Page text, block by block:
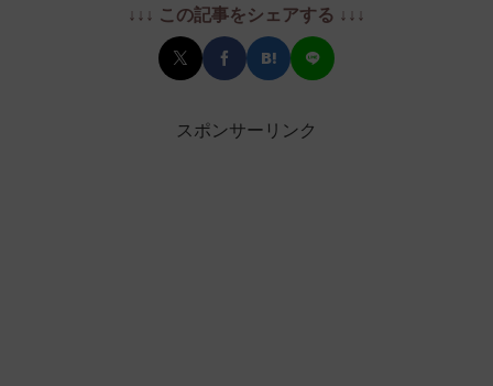
↓↓↓ この記事をシェアする ↓↓↓
スポンサーリンク